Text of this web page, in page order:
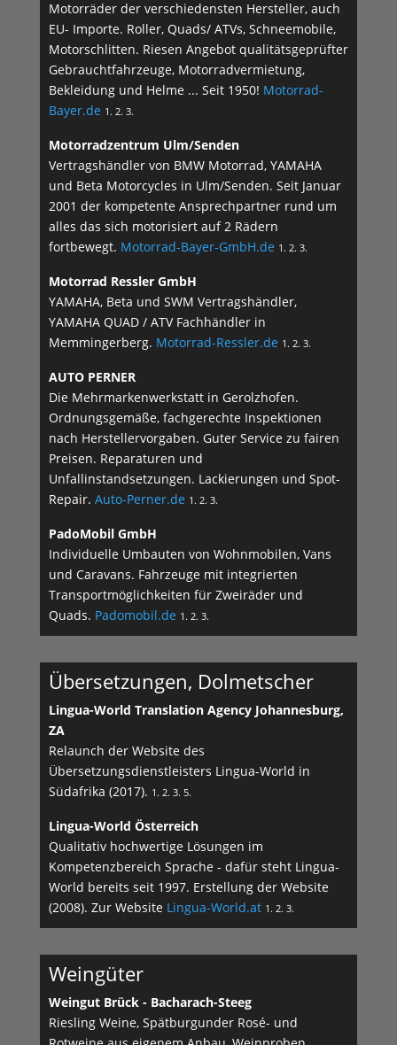
Motorräder der verschiedensten Hersteller, auch
EU- Importe. Roller, Quads/ ATVs, Schneemobile,
Motorschlitten. Riesen Angebot qualitätsgeprüfter
Gebrauchtfahrzeuge, Motorradvermietung,
Bekleidung und Helme ... Seit 1950! Motorrad-
Bayer.de 1. 2. 3.
Motorradzentrum Ulm/Senden
Vertragshändler von BMW Motorrad, YAMAHA
und Beta Motorcycles in Ulm/Senden. Seit Januar
2001 der kompetente Ansprechpartner rund um
alles das sich motorisiert auf 2 Rädern
fortbewegt. Motorrad-Bayer-GmbH.de 1. 2. 3.
Motorrad Ressler GmbH
YAMAHA, Beta und SWM Vertragshändler,
YAMAHA QUAD / ATV Fachhändler in
Memmingerberg. Motorrad-Ressler.de 1. 2. 3.
AUTO PERNER
Die Mehrmarkenwerkstatt in Gerolzhofen.
Ordnungsgemäße, fachgerechte Inspektionen
nach Herstellervorgaben. Guter Service zu fairen
Preisen. Reparaturen und
Unfallinstandsetzungen. Lackierungen und Spot-
Repair. Auto-Perner.de 1. 2. 3.
PadoMobil GmbH
Individuelle Umbauten von Wohnmobilen, Vans
und Caravans. Fahrzeuge mit integrierten
Transportmöglichkeiten für Zweiräder und
Quads. Padomobil.de 1. 2. 3.
Übersetzungen, Dolmetscher
Lingua-World Translation Agency Johannesburg,
ZA
Relaunch der Website des
Übersetzungsdienstleisters Lingua-World in
Südafrika (2017). 1. 2. 3. 5.
Lingua-World Österreich
Qualitativ hochwertige Lösungen im
Kompetenzbereich Sprache - dafür steht Lingua-
World bereits seit 1997. Erstellung der Website
(2008). Zur Website Lingua-World.at 1. 2. 3.
Weingüter
Weingut Brück - Bacharach-Steeg
Riesling Weine, Spätburgunder Rosé- und